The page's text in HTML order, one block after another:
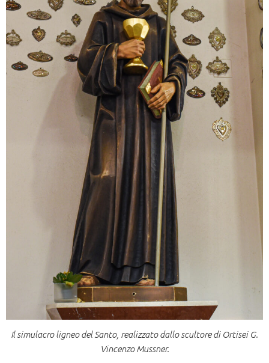
Il simulacro ligneo del Santo, realizzato dallo scultore di Ortisei G.
Vincenzo Mussner.